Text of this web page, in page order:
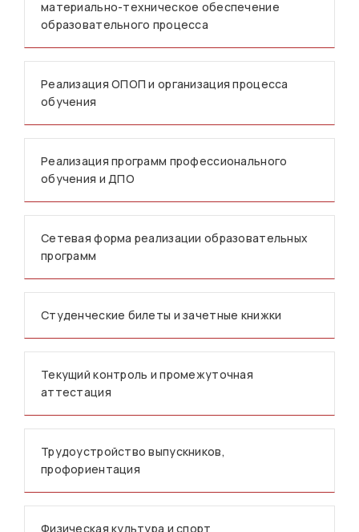
материально-техническое обеспечение
образовательного процесса
Реализация ОПОП и организация процесса
обучения
Реализация программ профессионального
обучения и ДПО
Сетевая форма реализации образовательных
программ
Студенческие билеты и зачетные книжки
Текущий контроль и промежуточная
аттестация
Трудоустройство выпускников,
профориентация
Физическая культура и спорт